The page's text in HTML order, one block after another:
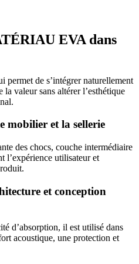
EVA dans
permet de s’intégrer naturellement
valeur sans altérer l’esthétique
mobilier et la sellerie
des chocs, couche intermédiaire
l’expérience utilisateur et
et conception
d’absorption, il est utilisé dans
acoustique, une protection et